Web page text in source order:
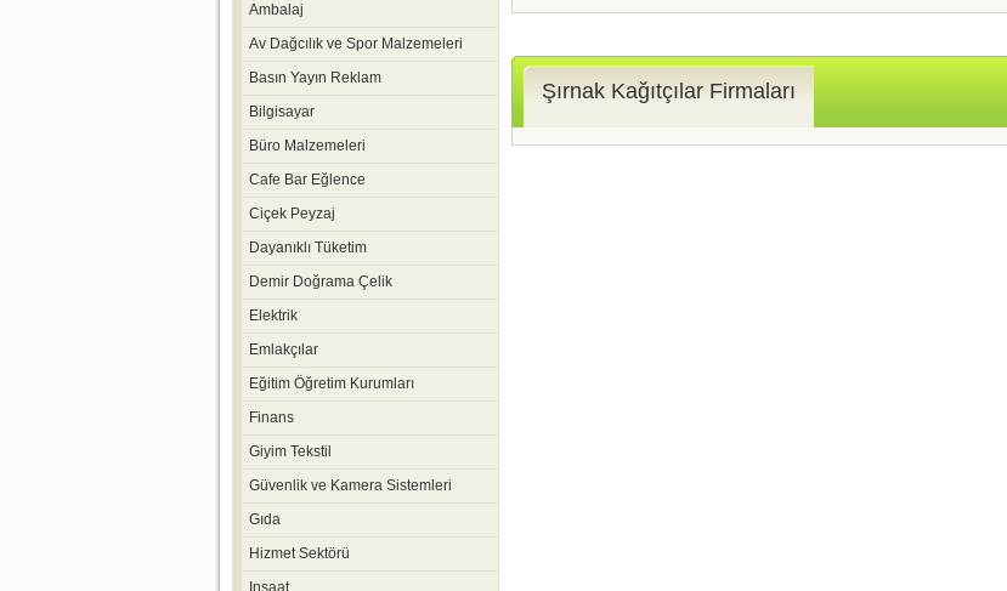
Ambalaj
Av Dağcılık ve Spor Malzemeleri
Basın Yayın Reklam
Bilgisayar
Büro Malzemeleri
Cafe Bar Eğlence
Ciçek Peyzaj
Dayanıklı Tüketim
Demir Doğrama Çelik
Elektrik
Emlakçılar
Eğitim Öğretim Kurumları
Finans
Giyim Tekstil
Güvenlik ve Kamera Sistemleri
Gıda
Hizmet Sektörü
Inşaat
Şırnak Kağıtçılar Firmaları